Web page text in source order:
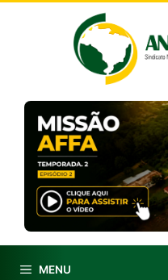
MENU